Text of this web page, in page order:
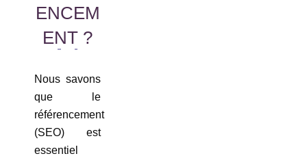
ENCEM
ENT ?
Nous savons
que le
référencement
(SEO) est
essentiel